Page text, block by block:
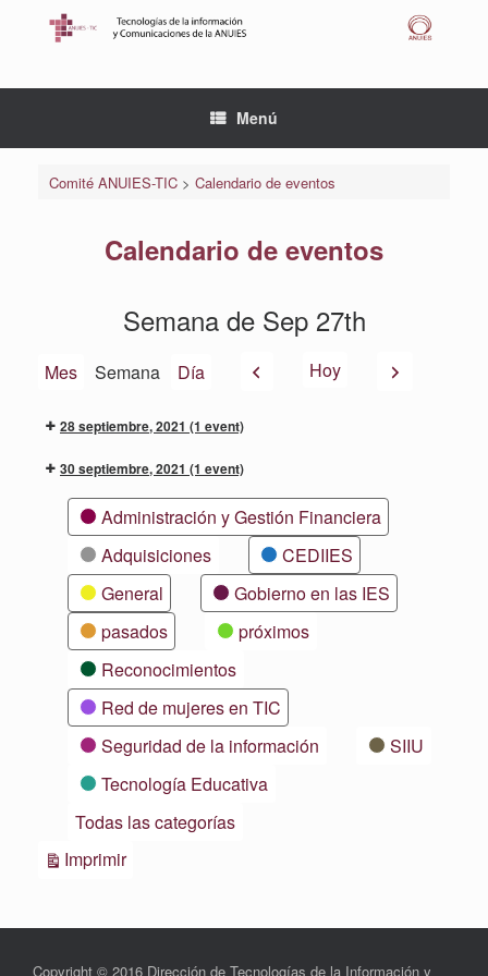
Menú
Comité ANUIES-TIC> Calendario de eventos
Calendario de eventos
Semana de Sep 27th
Mes Semana Día AnteriorHoy Siguiente
28 septiembre, 2021 (1 event)
30 septiembre, 2021 (1 event)
CategoríasAdministración y Gestión Financiera
Adquisiciones
CEDIIES
General
Gobierno en las IES
pasados
próximos
Reconocimientos
Red de mujeres en TIC
Seguridad de la información
SIIU
Tecnología Educativa
Todas las categorías
ImprimirVistas
Copyright © 2016 Dirección de Tecnologías de la Información y